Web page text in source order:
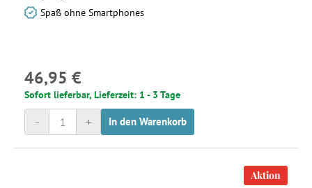
Spaß ohne Smartphones
46,95 €
Sofort lieferbar, Lieferzeit: 1 - 3 Tage
+
- In den Warenkorb
Aktion